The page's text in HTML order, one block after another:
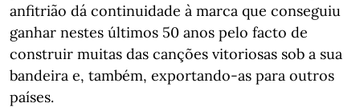
anfitrião dá continuidade à marca que conseguiu
ganhar nestes últimos 50 anos pelo facto de
construir muitas das canções vitoriosas sob a sua
bandeira e, também, exportando-as para outros
países.